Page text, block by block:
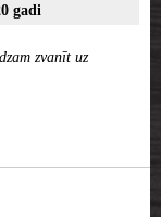
gadi
zvanīt uz